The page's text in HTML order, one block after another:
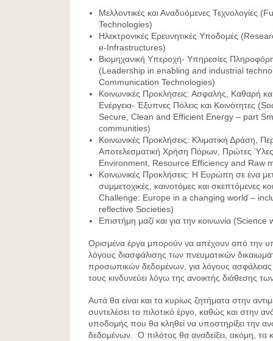
Μελλοντικές και Αναδυόμενες Τεχνολογίες
Technologies)
Ηλεκτρονικές Ερευνητικές Υποδομές
e-Infrastructures)
Βιομηχανική Υπεροχή- Υπηρεσίες
(Leadership in enabling and industrial
Communication Technologies)
Κοινωνικές Προκλήσεις: Ασφαλής, Καθαρή
Ενέργεια- Έξυπνες Πόλεις και Κοινότητες
Secure, Clean and Efficient Energy – part
communities)
Κοινωνικές Προκλήσεις: Κλιματική Δράση,
Αποτελεσματική Χρήση Πόρων, Πρώτες
Environment, Resource Efficiency and Raw
Κοινωνικές Προκλήσεις: Η Ευρώπη σε ένα
συμμετοχικές, καινοτόμες και σκεπτόμενες
Challenge: Europe in a changing world –
reflective Societies)
Επιστήμη μαζί και για την κοινωνία
Ορισμένα έργα μπορούν να απέχουν από την
λόγους διασφάλισης των πνευματικών
προσωπικών δεδομένων, για λόγους
τους κινδυνεύει λόγω της ανοικτής διάθεσης
Αυτά θα είναι και τα κυρίως ζητήματα στην
συντελέσει το πιλοτικό έργο, καθώς και στην
υποδομής που θα κληθεί να υποστηρίξει την
δεδομένων. Ο πιλότος θα αναδείξει, ακόμη, τα